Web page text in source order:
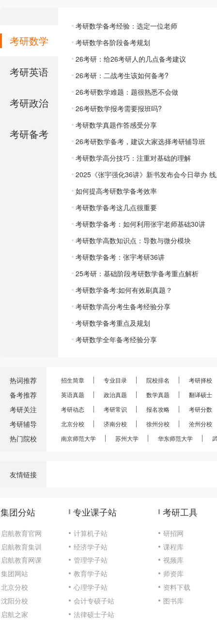
考研数学
考研英语
考研政治
考研备考
考研数学备考经验：选定一位老师
考研数学各阶段备考规划
26考研：给26考研人的几点备考建议
26考研：二战考生该如何备考?
26考研数学难题：题很熟悉不会做
26考研数学报考需要报班吗?
考研数学真题作答感受分享
26考研数学备考，建议大家选择考研辅导班
考研数学高分技巧：注重对基础的理解
2025《张宇强化36讲》新书发布会今日举办
如何提高考研数学备考效率
考研数学备考这几点很重要
考研数学备考：如何利用张宇老师基础30讲
考研数学高数知识点：导数与微分模块
考研数学备考：张宇考研36讲
25考研：基础阶段考研数学备考重点解析
考研数学备考:如何有效刷真题？
考研数学高分考生备考经验分享
考研数学备考重点及规划
考研数学全年备考经验分享
热词推荐
备考推荐
考研关注
考研辅导
热门院校
招生简章 专业目录 院校排名
考研择校
英语真题
政治真题 数学真题
翻译硕士
考研动态
考研常识 报名攻略
考研分数
北京分校
济南分校 徐州分校
沧州分校
南京师范大学
苏州大学 华东师范大学
友情链接
集团分站
启航教育官网
启航教育集训
启航教育网课
集团网站
北京分校
沈阳分校
启航之家
专业课子站
计算机子站
经济学子站
管理学子站
教育学子站
心理学子站
会计专硕子站
法律硕士子站
考研工具
研招网
课程库
视频库
师资库
资料下载
图书库